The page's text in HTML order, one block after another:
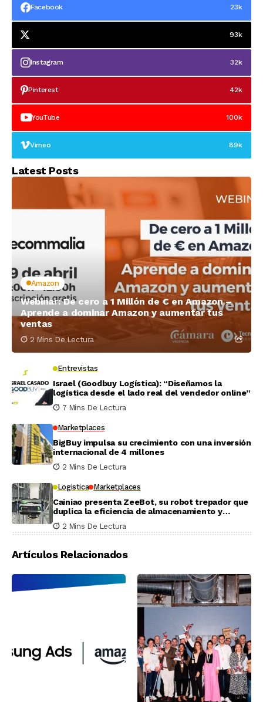
Amazon
Facebook 23k
93k
Instagram 32k
Pinterest 42k
YouTube 100k
Vimeo 89k
Latest Posts
Amazon
Webinar: De cero a 1 Millón de € en Amazon –
Aprende a dominar Amazon y aumentar tus
ventas
2 Mins De Lectura
Entrevistas
Israel (Goodbuy Logística): “Diseñamos la
logística desde el lado real del vendedor online”
7 Mins De Lectura
Marketplaces
BigBuy impulsa su crecimiento con una inversión
internacional de 4 millones
2 Mins De Lectura
Logistica Marketplaces
Cainiao presenta ZeeBot, su robot trepador que
duplica la eficiencia de almacenamiento y
recogida en pruebas reales
2 Mins De Lectura
Artículos Relacionados